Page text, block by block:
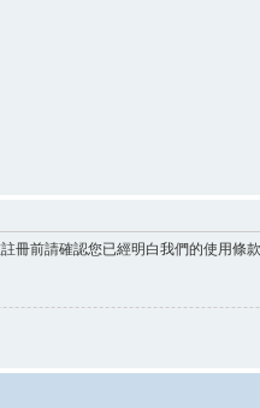
前請確認您已經明白我們的使用條